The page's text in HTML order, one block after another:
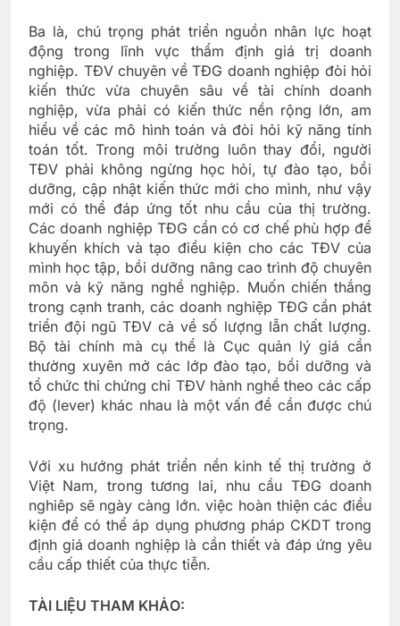
Ba là, chú trọng phát triển nguồn nhân lực hoạt
động trong lĩnh vực thẩm định giá trị doanh
nghiệp. TĐV chuyên về TĐG doanh nghiệp đòi hỏi
kiến thức vừa chuyên sâu về tài chính doanh
nghiệp, vừa phải có kiến thức nền rộng lớn, am
hiểu về các mô hình toán và đòi hỏi kỹ năng tính
toán tốt. Trong môi trường luôn thay đổi, người
TĐV phải không ngừng học hỏi, tự đào tạo, bồi
dưỡng, cập nhật kiến thức mới cho mình, như vậy
mới có thể đáp ứng tốt nhu cầu của thị trường.
Các doanh nghiệp TĐG cần có cơ chế phù hợp để
khuyến khích và tạo điều kiện cho các TĐV của
mình học tập, bồi dưỡng nâng cao trình độ chuyên
môn và kỹ năng nghề nghiệp. Muốn chiến thắng
trong cạnh tranh, các doanh nghiệp TĐG cần phát
triển đội ngũ TĐV cả về số lượng lẫn chất lượng.
Bộ tài chính mà cụ thể là Cục quản lý giá cần
thường xuyên mở các lớp đào tạo, bồi dưỡng và
tổ chức thi chứng chỉ TĐV hành nghề theo các cấp
độ (lever) khác nhau là một vấn đề cần được chú
trọng.
Với xu hướng phát triển nền kinh tế thị trường ở
Việt Nam, trong tương lai, nhu cầu TĐG doanh
nghiêp sẽ ngày càng lớn. việc hoàn thiện các điều
kiện để có thể áp dụng phương pháp CKDT trong
định giá doanh nghiệp là cần thiết và đáp ứng yêu
cầu cấp thiết của thực tiễn.
TÀI LIỆU THAM KHẢO: